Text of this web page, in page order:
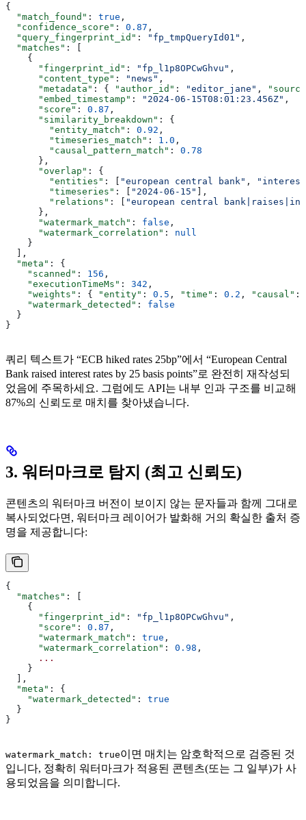
{
  "match_found"
: true ,
  "confidence_score"
: 0.87 ,
  "query_fingerprint_id"
: "fp_tmpQueryId01" ,
  "matches"
: [
    {
      "fingerprint_id"
: "fp_l1p8OPCwGhvu" ,
      "content_type"
: "news" ,
      "metadata"
: { "author_id" : "editor_jane" ,
      "embed_timestamp"
: "2024-06-15T08:01:23.456Z" ,
      "score"
: 0.87 ,
      "similarity_breakdown"
: {
        "entity_match"
: 0.92 ,
        "timeseries_match"
: 1.0 ,
        "causal_pattern_match"
: 0.78
      },
      "overlap"
: {
        "entities"
: [ "european central bank" ,
        "timeseries"
: [ "2024-06-15" ],
        "relations"
: [ "european central
      },
      "watermark_match"
: false ,
      "watermark_correlation"
: null
    }
  ],
  "meta"
: {
    "scanned"
: 156 ,
    "executionTimeMs"
: 342 ,
    "weights"
: { "entity" : 0.5 , "time" : 0.2 , "causal" :
    "watermark_detected"
: false
  }
}
쿼리 텍스트가 “ECB hiked rates 25bp”에서 “European Central
Bank raised interest rates by 25 basis points”로 완전히 재작성되
었음에 주목하세요. 그럼에도 API는 내부 인과 구조를 비교해
87%의 신뢰도로 매치를 찾아냈습니다.
3. 워터마크로 탐지 (최고 신뢰도)
콘텐츠의 워터마크 버전이 보이지 않는 문자들과 함께 그대로
복사되었다면, 워터마크 레이어가 발화해 거의 확실한 출처 증
명을 제공합니다:
{
  "matches"
: [
    {
      "fingerprint_id"
: "fp_l1p8OPCwGhvu" ,
      "score"
: 0.87 ,
      "watermark_match"
: true ,
      "watermark_correlation"
: 0.98 ,
      ...
    }
  ],
  "meta"
: {
    "watermark_detected"
: true
  }
}
watermark_match: true이면 매치는 암호학적으로 검증된 것
입니다, 정확히 워터마크가 적용된 콘텐츠(또는 그 일부)가 사
용되었음을 의미합니다.